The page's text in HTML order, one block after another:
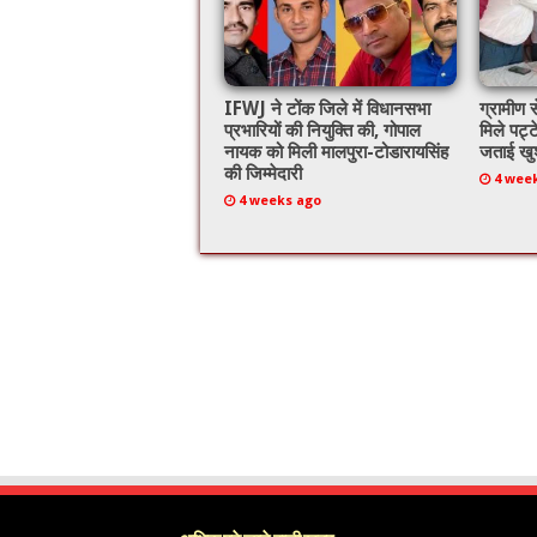
IFWJ ने टोंक जिले में विधानसभा
प्रभारियों की नियुक्ति की, गोपाल
नायक को मिली मालपुरा-टोडारायसिंह
की जिम्मेदारी
4 weeks ago
ग्रामीण
मिले
जताई
4